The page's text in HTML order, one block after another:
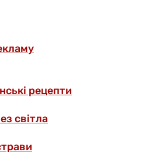
рецепти
світла